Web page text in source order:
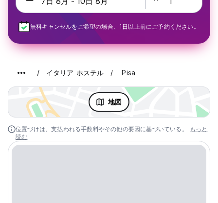
無料キャンセルをご希望の場合、1日以上前にご予約ください。
イタリア ホステル Pisa
地図
位置づけは、支払われる手数料やその他の要因に基づいている。
もっと
読む